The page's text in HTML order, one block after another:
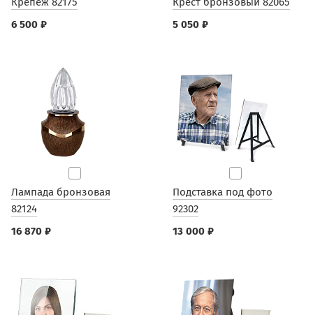
6 500 ₽
5 050 ₽
Лампада бронзовая
82124
16 870 ₽
Подставка под фото
92302
13 000 ₽